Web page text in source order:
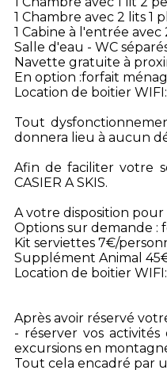
1 Chambre avec 2 lits 1
1 Cabine à l'entrée avec
Salle d'eau - WC
Navette gratuite à
En option :forfait
Location de boitier
Tout
donnera lieu à aucun
Afin de faciliter votre
CASIER A SKIS.
A votre disposition
Options sur demande :
Kit serviettes 7€/
Supplément Animal
Location de boitier
Après avoir réservé
- réserver vos
excursions en
Tout cela encadré par